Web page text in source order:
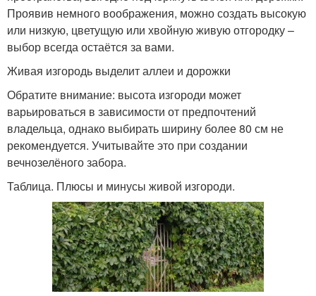
Проявив немного воображения, можно создать высокую
или низкую, цветущую или хвойную живую отгородку –
выбор всегда остаётся за вами.
Живая изгородь выделит аллеи и дорожки
Обратите внимание: высота изгороди может
варьироваться в зависимости от предпочтений
владельца, однако выбирать ширину более 80 см не
рекомендуется. Учитывайте это при создании
вечнозелёного забора.
Таблица. Плюсы и минусы живой изгороди.